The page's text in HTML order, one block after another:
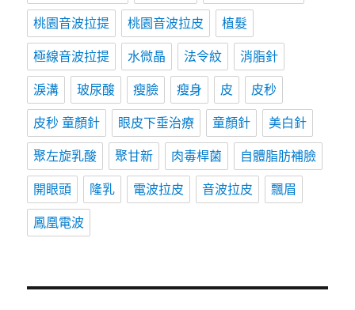
桃園音波拉提 桃園音波拉皮 植髮
極線音波拉提 水微晶 法令紋 消脂針
淚溝 玻尿酸 瘦臉 瘦身 皮 皮秒
皮秒 童顏針 眼皮下垂治療 童顏針 美白針
聚左旋乳酸 聚甘新 肉毒桿菌 自體脂肪補臉
開眼頭 隆乳 電波拉皮 音波拉皮 飄眉
鳳凰電波